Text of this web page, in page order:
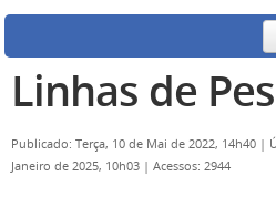
Linhas de
Publicado: Terça, 10 de Mai de 2022, 14h40 |
Janeiro de 2025, 10h03 | Acessos: 2944